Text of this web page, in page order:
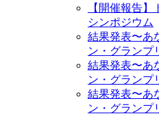
【開催報告
シンポジウム
結果発表〜あ
ン・グランプ
結果発表〜あ
ン・グランプ
結果発表〜あ
ン・グランプ